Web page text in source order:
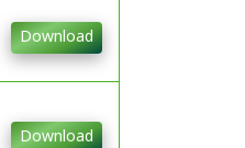
Download
Download